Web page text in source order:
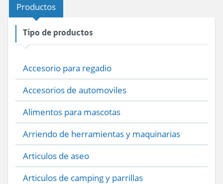
Productos
Tipo de productos
Accesorio para regadio
Accesorios de automoviles
Alimentos para mascotas
Arriendo de herramientas y maquinarias
Articulos de aseo
Articulos de camping y parrillas